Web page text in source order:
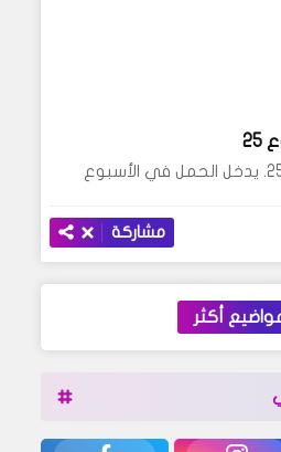
أعراض الحمل في الأسبوع 25. يدخل الحمل في الأسبوع
مشاركة
أكثر